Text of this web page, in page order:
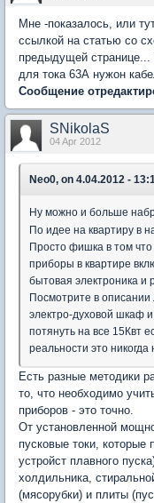
Мне -показалось, или
ссылкой на статью со
предыдущей странице...
для тока 63А нужон
Сообщение
SNikolaS
04 Apr 2012
Neo0, on 4.04.2012 -
Ну можно и больше
По идее на квартиру в
Просто фишка в том что
приборы в квартире
бытовая электроника и
Посмотрите в
электро-духовой шкаф
потянуть на все 15Квт
реальности это никогда
Есть разные методики
то, что необходимо
приборов - это точно.
От установленной
пусковые токи, которые
устройст плавного
холдильника,
(мясорубки) и плиты